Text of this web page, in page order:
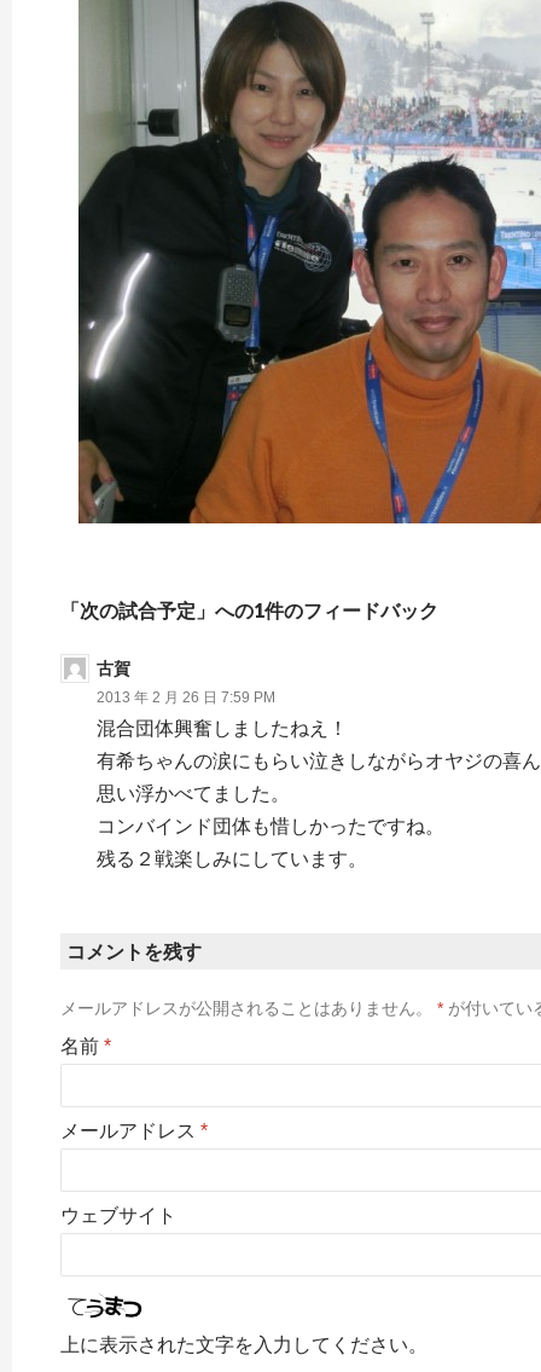
「次の試合予定」への1件のフィードバック
古賀
2013 年 2 月 26 日 7:59 PM
混合団体興奮しましたねえ！
有希ちゃんの涙にもらい泣きしながらオヤジの喜
思い浮かべてました。
コンバインド団体も惜しかったですね。
残る２戦楽しみにしています。
コメントを残す
メールアドレスが公開されることはありません。 * が付いてい
名前 *
メールアドレス *
ウェブサイト
上に表示された文字を入力してください。